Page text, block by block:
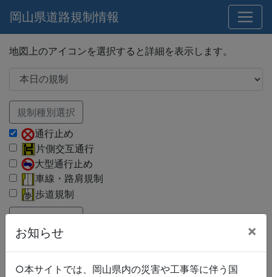
岡山県道路規制情報
お知らせ ×
○本サイトでは、岡山県内の災害や工事等に伴う国
地図上のアイコンを選択すると詳細を表示します。
規制種別選択
通行止め
片側交互通行
大型通行止め
車線・路肩規制
歩道規制
路線種別選択
国道
県道
市町村道